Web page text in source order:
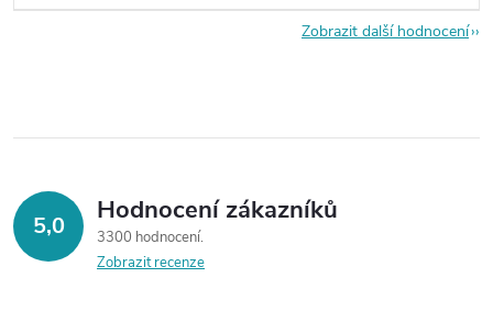
Zobrazit další hodnocení
5,0 Hodnocení zákazníků
3300 hodnocení
Zobrazit recenze